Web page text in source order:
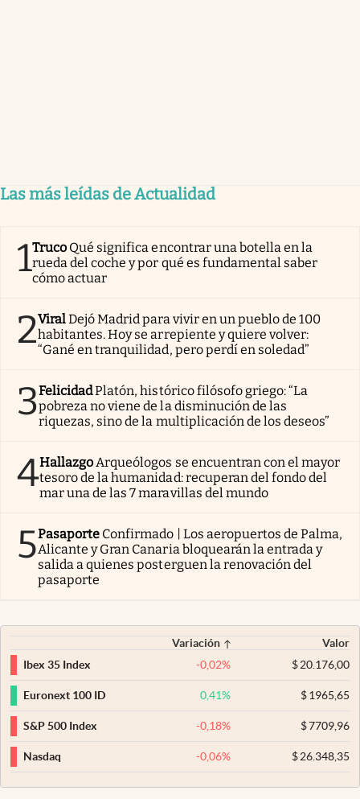
Las más leídas de Actualidad
1Truco Qué significa encontrar una botella en la
rueda del coche y por qué es fundamental saber
cómo actuar
2ViralDejó Madrid para vivir en un pueblo de 100
habitantes. Hoy se arrepiente y quiere volver:
“Gané en tranquilidad, pero perdí en soledad”
3FelicidadPlatón, histórico filósofo griego: “La
pobreza no viene de la disminución de las
riquezas, sino de la multiplicación de los deseos”
4Hallazgo Arqueólogos se encuentran con el mayor
tesoro de la humanidad: recuperan del fondo del
mar una de las 7 maravillas del mundo
5Pasaporte Confirmado | Los aeropuertos de Palma,
Alicante y Gran Canaria bloquearán la entrada y
salida a quienes posterguen la renovación del
pasaporte
Variación
Valor
Ibex 35 Index
-0,02% $20.176,00
Euronext 100 ID 0,41% $1965,65
S&P 500 Index -0,18% $7709,96
Nasdaq -0,06% $26.348,35